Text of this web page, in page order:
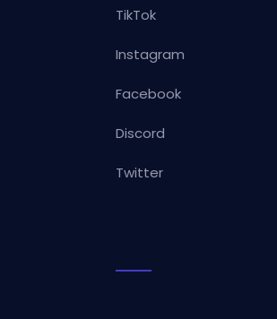
TikTok
Instagram
Facebook
Discord
Twitter